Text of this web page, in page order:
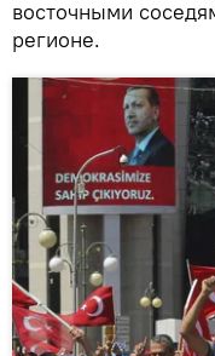
восточными
регионе.